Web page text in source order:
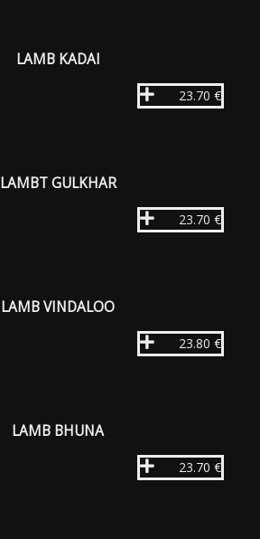
LAMB KADAI
23.70 €
LAMBT GULKHAR
23.70 €
LAMB VINDALOO
23.80 €
LAMB BHUNA
23.70 €